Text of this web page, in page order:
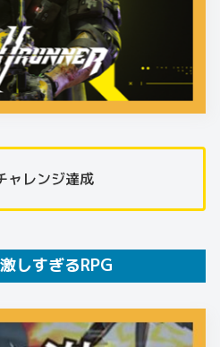
ャレンジ達成
しすぎるRPG